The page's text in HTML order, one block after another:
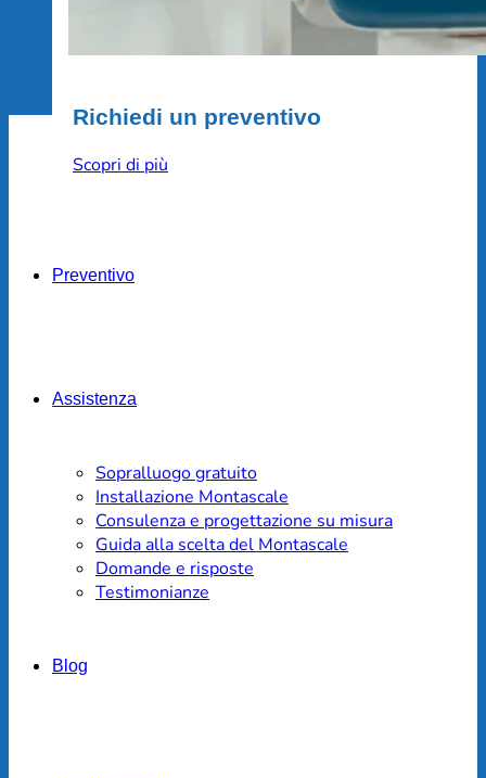
Richiedi un preventivo
Scopri di più
Preventivo
Assistenza
Sopralluogo gratuito
Installazione Montascale
Consulenza e progettazione su misura
Guida alla scelta del Montascale
Domande e risposte
Testimonianze
Blog